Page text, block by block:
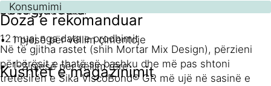
Jetëgjatësia
12 muaj nga data e prodhimit
Kushtet e magazinimit
Përbërës të thatë:
1 pjesë për vëllim çimentoje
1-2 pjesë për vëllim rëre
Konsumimi
Doza e rekomanduar
Në të gjitha rastet (shih Mortar Mix Design), përzieni
përbërësit e thatë së bashku dhe më pas shtoni
tretësirën e Sika ViscoBond® GR më ujë në sasinë e